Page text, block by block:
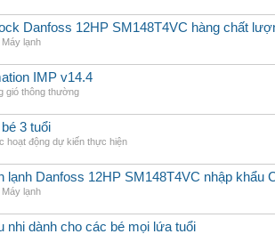
Danfoss 12HP SM148T4VC hàng chất
Máy lạnh
IMP v14.4
gió thông thường
3 tuổi
hoạt động dự kiến thực hiện
lạnh Danfoss 12HP SM148T4VC nhập khẩu
Máy lạnh
nhi dành cho các bé mọi lứa tuổi